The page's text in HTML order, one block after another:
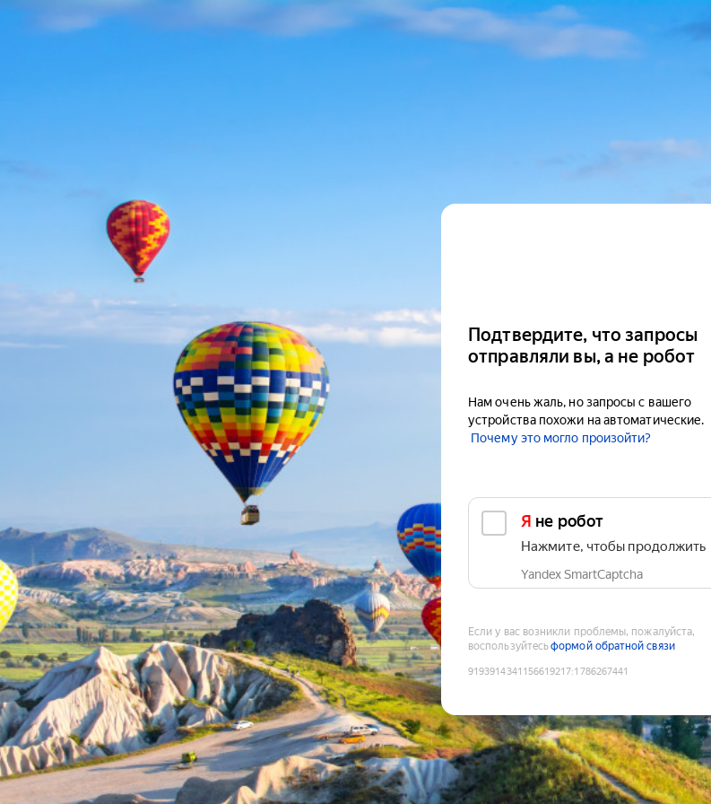
Подтвердите, что запросы
отправляли вы, а не робот
Нам очень жаль, но запросы с вашего
устройства похожи на автоматические.
Почему это могло произойти?
Я не робот
Нажмите, чтобы продолжить
Yandex SmartCaptcha
Если у вас возникли проблемы, пожалуйста,
воспользуйтесьформой обратной связи
9193914341156619217:1786267441